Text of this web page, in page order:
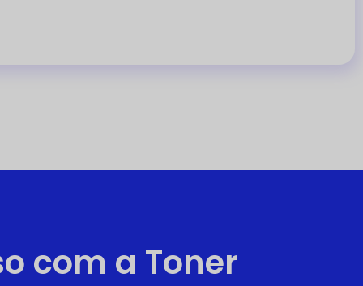
com a Toner